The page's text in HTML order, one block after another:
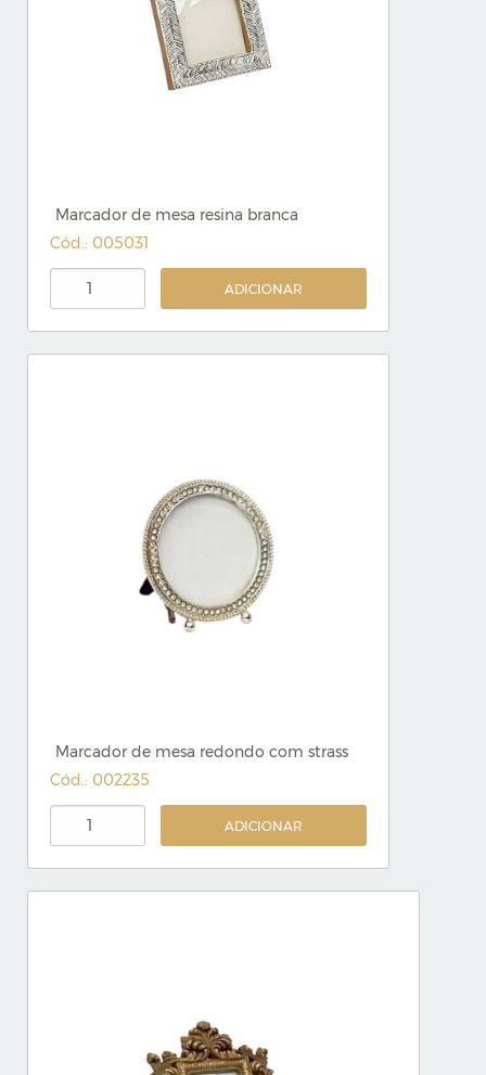
Marcador de mesa resina branca
Cód.: 005031
ADICIONAR
Marcador de mesa redondo com strass
Cód.: 002235
ADICIONAR